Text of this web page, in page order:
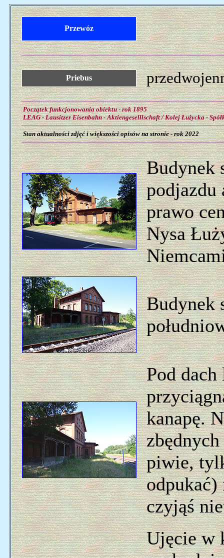
Przewóz
Priebus
Początek funkcjonowania obiektu - rok 1895
LEAG - Lausitzer Eisenbahn - Aktiengeselllschaft / Kolej Łużycka -
Stan aktualności zdjęć i większości opisów na stronie - rok 2022
Budynek
podjazdu
prawo
Nysa
Budynek
Pod
kanapę.
piwie,
odpukać)
czyjąś
Ujęcie w